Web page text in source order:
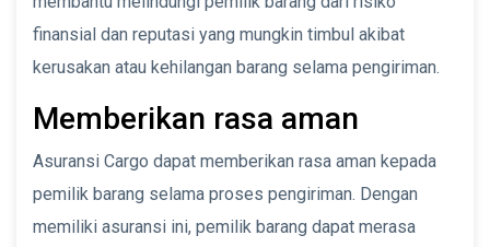
finansial dan reputasi yang mungkin timbul akibat
kerusakan atau kehilangan barang selama pengiriman.
Memberikan rasa aman
Asuransi Cargo dapat memberikan rasa aman kepada
pemilik barang selama proses pengiriman. Dengan
memiliki asuransi ini, pemilik barang dapat merasa